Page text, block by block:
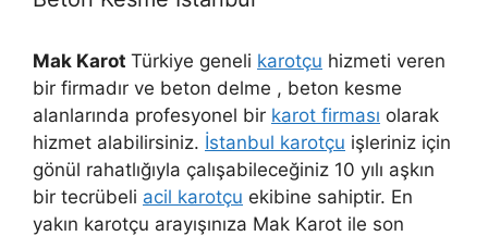
Mak Karot Türkiye geneli karotçu hizmeti veren
bir firmadır ve beton delme , beton kesme
alanlarında profesyonel bir karot firması olarak
hizmet alabilirsiniz. İstanbul karotçu işleriniz için
gönül rahatlığıyla çalışabileceğiniz 10 yılı aşkın
bir tecrübeli acil karotçu ekibine sahiptir. En
yakın karotçu arayışınıza Mak Karot ile son